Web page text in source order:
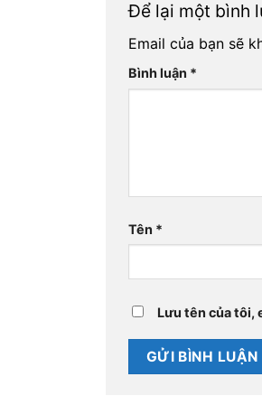
Để lại một bình
Email của bạn sẽ
Bình luận *
Tên *
Lưu tên của tôi,